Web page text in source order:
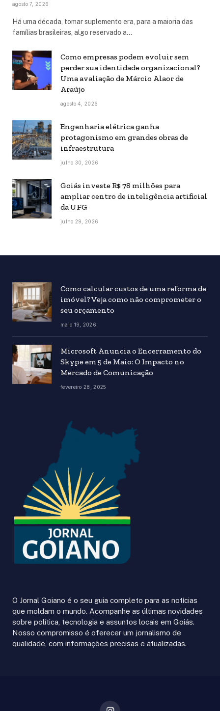
agosto 7, 2026
Há uma década, tomar suplemento era, para a maioria das
famílias brasileiras, algo reservado a…
Como empresas podem evoluir sem
perder sua identidade organizacional?
Uma avaliação de Márcio Alaor de
Araújo
agosto 4, 2026
Engenharia elétrica ganha
protagonismo em grandes obras de
infraestrutura
julho 30, 2026
Goiás investe R$ 78 milhões para
ampliar centro de inteligência artificial
da UFG
julho 29, 2026
Como calcular custos de uma reforma de
imóvel? Veja como não comprometer o
seu orçamento
maio 19, 2026
Microsoft Anuncia o Encerramento do
Skype em 5 de Maio: O Impacto no
Mercado de Comunicação
fevereiro 28, 2025
O Jornal Goiano é o seu guia completo para as notícias
que moldam o mundo. Acompanhe as últimas novidades
sobre política, tecnologia e assuntos locais em Goiás.
Nosso compromisso é oferecer um jornalismo de
qualidade, com informações precisas e atualizadas.